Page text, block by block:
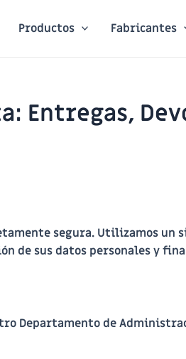
Productos Fabricantes
Entregas,
segura. Utilizamos un
de sus datos personales y
Departamento de